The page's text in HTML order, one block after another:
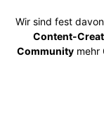
Wir sind fest
Content-
Community mehr